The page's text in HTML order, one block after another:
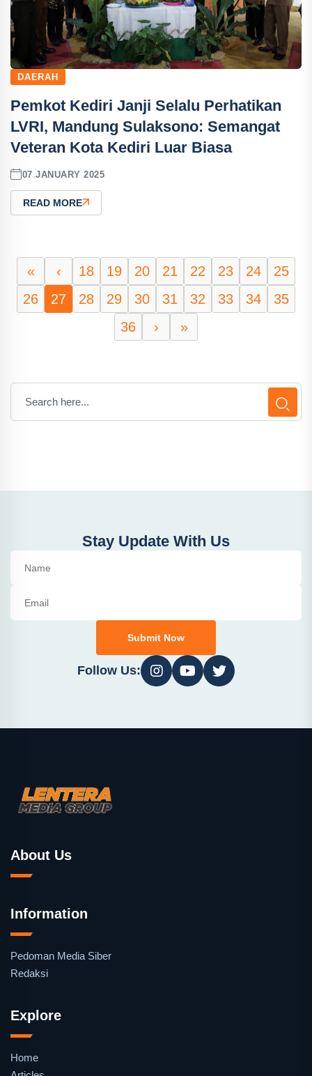
DAERAH
Pemkot Kediri Janji Selalu Perhatikan
LVRI, Mandung Sulaksono: Semangat
Veteran Kota Kediri Luar Biasa
07 JANUARY 2025
READ MORE
« ‹ 18 19 20 21 22 23 24
25
26
27 28 29 30 31 32 33 34
35
36
› »
Stay Update With Us
Submit Now
Follow Us:
About Us
Information
Pedoman Media Siber
Redaksi
Explore
Home